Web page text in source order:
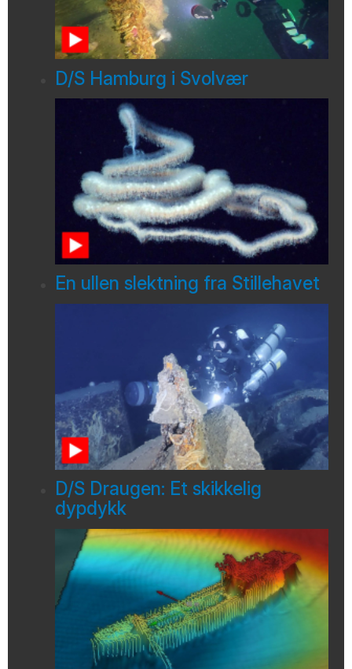
D/S Hamburg i Svolvær
En ullen slektning fra Stillehavet
D/S Draugen: Et skikkelig
dypdykk